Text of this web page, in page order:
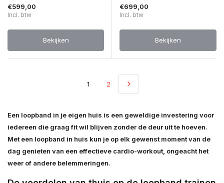
€599,00
Incl. btw
Bekijken
€699,00
Incl. btw
Bekijken
1 2
Een loopband in je eigen huis is een geweldige investering voor
iedereen die graag fit wil blijven zonder de deur uit te hoeven.
Met een loopband in huis kun je op elk gewenst moment van de
dag genieten van een effectieve cardio-workout, ongeacht het
weer of andere belemmeringen.